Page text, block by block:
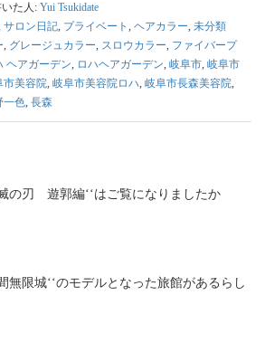
た人: Yui Tsukidate
サロン日記, プライベート , ヘアカラー, 未分類
, グレージュカラー, スロウカラー, ファイバープ
ヘアガーデン, ロハヘアガーデン, 岐阜市, 岐阜市
市美容院, 岐阜市美容院ロハ, 岐阜市長森美容院,
一色, 長森
の刃 遊郭編‘‘はご覧になりましたか
無限城‘‘のモデルとなった旅館があるらし